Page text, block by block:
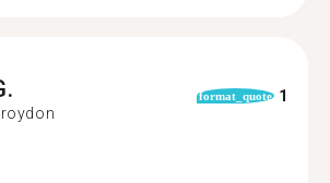
format_quote 1